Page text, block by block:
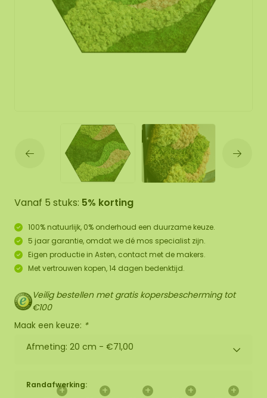
Vanaf 5 stuks: 5% korting
100% natuurlijk, 0% onderhoud een duurzame keuze.
5 jaar garantie, omdat we dé mos specialist zijn.
Eigen productie in Asten, contact met de makers.
Met vertrouwen kopen, 14 dagen bedenktijd.
Veilig bestellen met gratis kopersbescherming tot
€100
Maak een keuze: *
Afmeting: 20 cm - €71,00
Randafwerking:
+ + + + +